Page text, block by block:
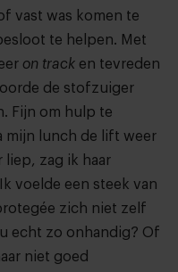
vast was komen te
te helpen. Met
on track en tevreden
de stofzuiger
Fijn om hulp te
mijn lunch de lift weer
liep, zag ik haar
voelde een steek van
zich niet zelf
echt zo onhandig? Of
niet goed